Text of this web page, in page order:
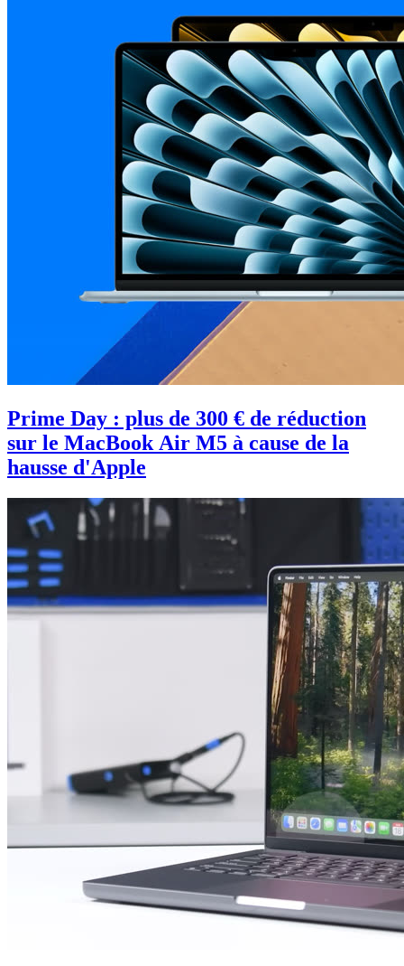
Prime Day : plus de 300 € de réduction
sur le MacBook Air M5 à cause de la
hausse d'Apple